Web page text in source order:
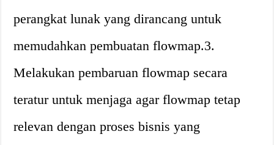
perangkat lunak yang dirancang untuk
memudahkan pembuatan flowmap.3.
Melakukan pembaruan flowmap secara
teratur untuk menjaga agar flowmap tetap
relevan dengan proses bisnis yang